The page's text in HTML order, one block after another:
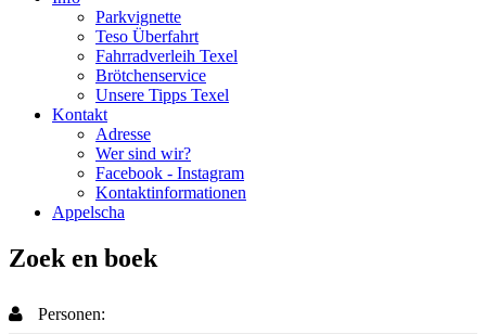
Parkvignette
Teso Überfahrt
Fahrradverleih Texel
Brötchenservice
Unsere Tipps Texel
Kontakt
Adresse
Wer sind wir?
Facebook - Instagram
Kontaktinformationen
Appelscha
Zoek en boek
Personen: